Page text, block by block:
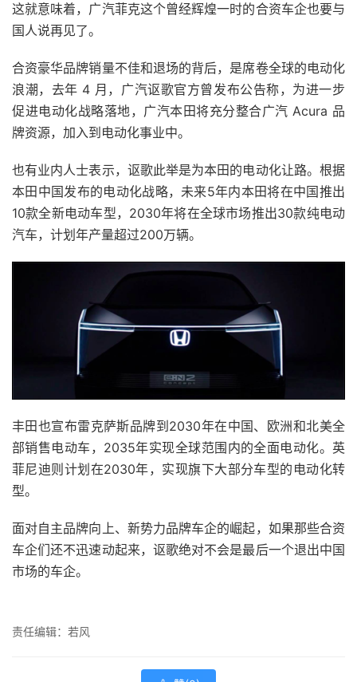
这就意味着，广汽菲克这个曾经辉煌一时的合资车企也要与
国人说再见了。
合资豪华品牌销量不佳和退场的背后，是席卷全球的电动化
浪潮，去年 4 月，广汽讴歌官方曾发布公告称，为进一步
促进电动化战略落地，广汽本田将充分整合广汽 Acura 品
牌资源，加入到电动化事业中。
也有业内人士表示，讴歌此举是为本田的电动化让路。根据
本田中国发布的电动化战略，未来5年内本田将在中国推出
10款全新电动车型，2030年将在全球市场推出30款纯电动
汽车，计划年产量超过200万辆。
丰田也宣布雷克萨斯品牌到2030年在中国、欧洲和北美全
部销售电动车，2035年实现全球范围内的全面电动化。英
菲尼迪则计划在2030年，实现旗下大部分车型的电动化转
型。
面对自主品牌向上、新势力品牌车企的崛起，如果那些合资
车企们还不迅速动起来，讴歌绝对不会是最后一个退出中国
市场的车企。
责任编辑：若风